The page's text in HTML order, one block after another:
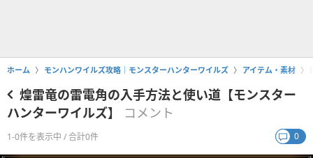
ホーム モンハンワイルズ攻略｜モンスターハンターワイルズ アイテム・素材
煌雷竜の雷電角の入手方法と使い道【モンスター
ハンターワイルズ】
コメント
1-0件を表示中 / 合計0件 0